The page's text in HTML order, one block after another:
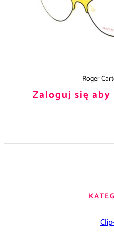
Roger
Zaloguj się aby